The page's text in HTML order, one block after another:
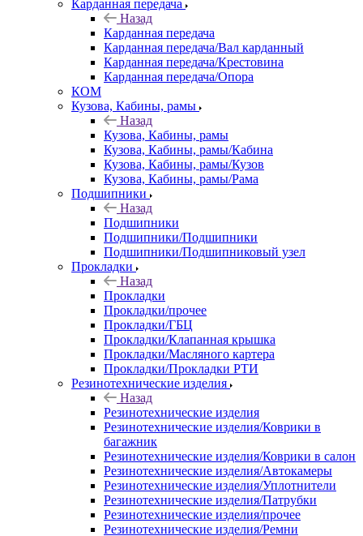
Карданная передача
Назад
Карданная передача
Карданная передача/Вал карданный
Карданная передача/Крестовина
Карданная передача/Опора
КОМ
Кузова, Кабины, рамы
Назад
Кузова, Кабины, рамы
Кузова, Кабины, рамы/Кабина
Кузова, Кабины, рамы/Кузов
Кузова, Кабины, рамы/Рама
Подшипники
Назад
Подшипники
Подшипники/Подшипники
Подшипники/Подшипниковый узел
Прокладки
Назад
Прокладки
Прокладки/прочее
Прокладки/ГБЦ
Прокладки/Клапанная крышка
Прокладки/Масляного картера
Прокладки/Прокладки РТИ
Резинотехнические изделия
Назад
Резинотехнические изделия
Резинотехнические изделия/Коврики в
багажник
Резинотехнические изделия/Коврики в салон
Резинотехнические изделия/Автокамеры
Резинотехнические изделия/Уплотнители
Резинотехнические изделия/Патрубки
Резинотехнические изделия/прочее
Резинотехнические изделия/Ремни